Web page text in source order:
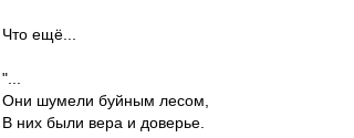
Что ещё...
"...
Они шумели буйным лесом,
В них были вера и доверье.